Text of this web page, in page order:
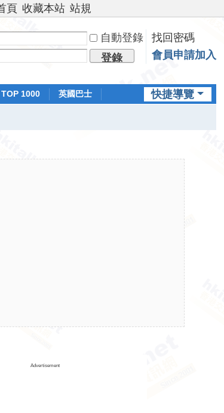
頁 收藏本站 站規
自動登錄
找回密碼
登錄 會員申請加入
快捷導覽
TOP 1000
英國巴士
Advertisement